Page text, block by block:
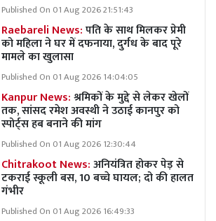
Published On 01 Aug 2026 21:51:43
Raebareli News:पति के साथ मिलकर प्रेमी
को महिला ने घर में दफनाया, दुर्गध के बाद पूरे
मामले का खुलासा
Published On 01 Aug 2026 14:04:05
Kanpur News:श्रमिकों के मुद्दे से लेकर खेलों
तक, सांसद रमेश अवस्थी ने उठाई कानपुर को
स्पोर्ट्स हब बनाने की मांग
Published On 01 Aug 2026 12:30:44
Chitrakoot News:अनियंत्रित होकर पेड़ से
टकराई स्कूली बस, 10 बच्चे घायल; दो की हालत
गंभीर
Published On 01 Aug 2026 16:49:33